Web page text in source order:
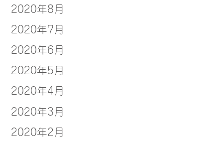
2020年8月
2020年7月
2020年6月
2020年5月
2020年4月
2020年3月
2020年2月